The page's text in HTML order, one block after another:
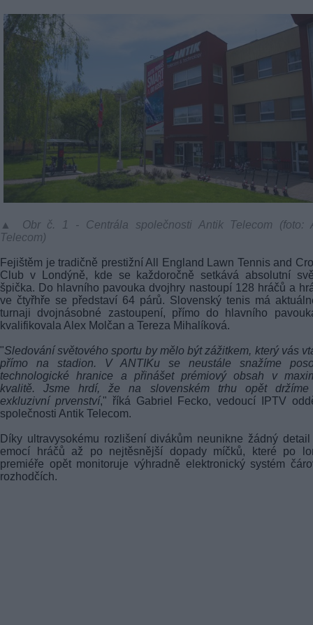
▲ Obr č. 1 - Centrála společnosti Antik Telecom (foto:
Telecom)
Fejištěm je tradičně prestižní All England Lawn Tennis and
Club v Londýně, kde se každoročně setkává absolutní
špička. Do hlavního pavouka dvojhry nastoupí 128 hráčů a
ve čtyřhře se představí 64 párů. Slovenský tenis má
turnaji dvojnásobné zastoupení, přímo do hlavního
kvalifikovala Alex Molčan a Tereza Mihalíková.
"Sledování světového sportu by mělo být zážitkem, který vás
přímo na stadion. V ANTIKu se neustále snažíme
technologické hranice a přinášet prémiový obsah v
kvalitě. Jsme hrdí, že na slovenském trhu opět držíme
exkluzivní prvenství," říká Gabriel Fecko, vedoucí IPTV
společnosti Antik Telecom.
Díky ultravysokému rozlišení divákům neunikne žádný
emocí hráčů až po nejtěsnější dopady míčků, které po
premiéře opět monitoruje výhradně elektronický systém
rozhodčích.